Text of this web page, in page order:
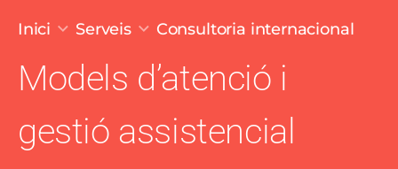
Fil d'ariadna
Inici Serveis Consultoria internacional
Models d’atenció i
gestió assistencial